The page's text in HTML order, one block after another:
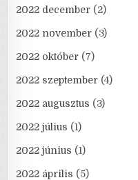
2022 december (2)
2022 november (3)
2022 október (7)
2022 szeptember (4)
2022 augusztus (3)
2022 július (1)
2022 június (1)
2022 április (5)